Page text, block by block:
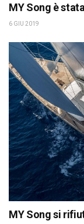
MY Song è
6 GIU 2019
MY Song si